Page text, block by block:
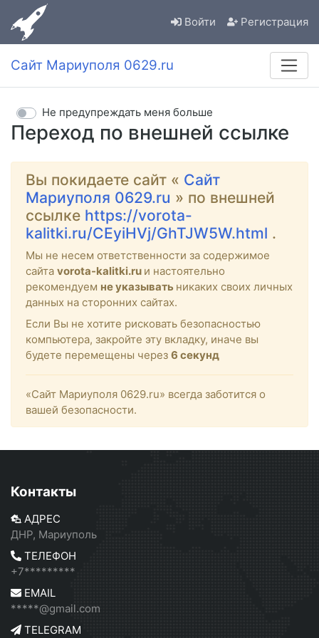
Войти Регистрация
Сайт Мариуполя 0629.ru
Переход по внешней ссылке
Не предупреждать меня больше
Вы покидаете сайт « Сайт
Мариуполя 0629.ru » по внешней
ссылке https://vorota-
kalitki.ru/CEyiHVj/GhTJW5W.html .
Мы не несем ответственности за содержимое
сайта vorota-kalitki.ru и настоятельно
рекомендуем не указывать никаких своих личных
данных на сторонних сайтах.
Если Вы не хотите рисковать безопасностью
компьютера, закройте эту вкладку, иначе вы
будете перемещены через 6 секунд
«Сайт Мариуполя 0629.ru» всегда заботится о
вашей безопасности.
Контакты
АДРЕС
ДНР, Мариуполь
ТЕЛЕФОН
+7*********
EMAIL
*****@gmail.com
TELEGRAM